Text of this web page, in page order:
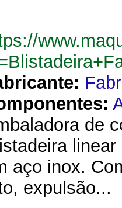
de
aço inox.
expulsão...